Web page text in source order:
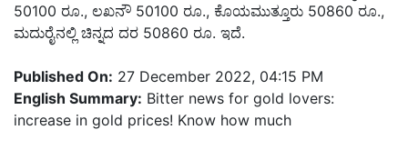
50100 ರೂ., ಲಖನೌ 50100 ರೂ., ಕೊಯಮುತ್ತೂರು 50860 ರೂ.,
ಮದುರೈನಲ್ಲಿ ಚಿನ್ನದ ದರ 50860 ರೂ. ಇದೆ.
Published On: 27 December 2022, 04:15 PM
English Summary: Bitter news for gold lovers:
increase in gold prices! Know how much